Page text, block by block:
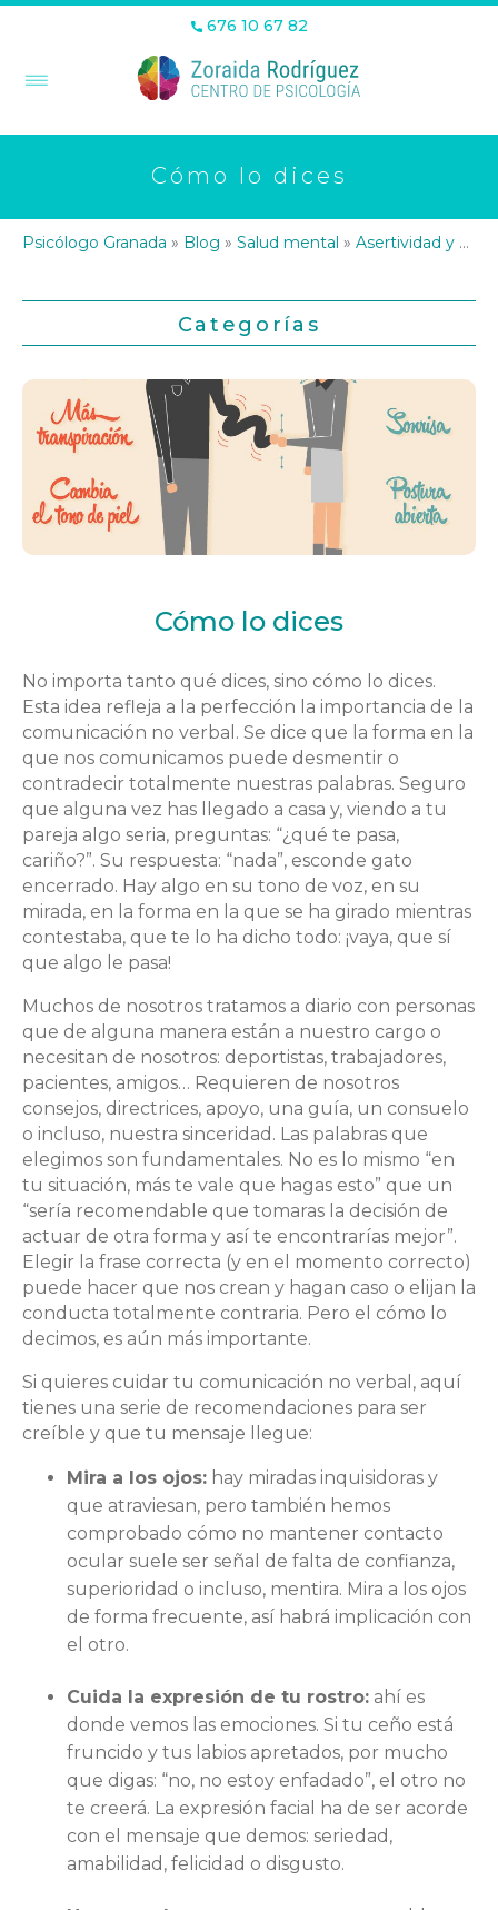
676 10 67 82
Cómo lo dices
Psicólogo Granada » Blog » Salud mental » Asertividad y HHSS
Categorías
Cómo lo dices
No importa tanto qué dices, sino cómo lo dices.
Esta idea refleja a la perfección la importancia de la
comunicación no verbal. Se dice que la forma en la
que nos comunicamos puede desmentir o
contradecir totalmente nuestras palabras. Seguro
que alguna vez has llegado a casa y, viendo a tu
pareja algo seria, preguntas: “¿qué te pasa,
cariño?”. Su respuesta: “nada”, esconde gato
encerrado. Hay algo en su tono de voz, en su
mirada, en la forma en la que se ha girado mientras
contestaba, que te lo ha dicho todo: ¡vaya, que sí
que algo le pasa!
Muchos de nosotros tratamos a diario con personas
que de alguna manera están a nuestro cargo o
necesitan de nosotros: deportistas, trabajadores,
pacientes, amigos… Requieren de nosotros
consejos, directrices, apoyo, una guía, un consuelo
o incluso, nuestra sinceridad. Las palabras que
elegimos son fundamentales. No es lo mismo “en
tu situación, más te vale que hagas esto” que un
“sería recomendable que tomaras la decisión de
actuar de otra forma y así te encontrarías mejor”.
Elegir la frase correcta (y en el momento correcto)
puede hacer que nos crean y hagan caso o elijan la
conducta totalmente contraria. Pero el cómo lo
decimos, es aún más importante.
Si quieres cuidar tu comunicación no verbal, aquí
tienes una serie de recomendaciones para ser
creíble y que tu mensaje llegue:
Mira a los ojos: hay miradas inquisidoras y
que atraviesan, pero también hemos
comprobado cómo no mantener contacto
ocular suele ser señal de falta de confianza,
superioridad o incluso, mentira. Mira a los ojos
de forma frecuente, así habrá implicación con
el otro.
Cuida la expresión de tu rostro: ahí es
donde vemos las emociones. Si tu ceño está
fruncido y tus labios apretados, por mucho
que digas: “no, no estoy enfadado”, el otro no
te creerá. La expresión facial ha de ser acorde
con el mensaje que demos: seriedad,
amabilidad, felicidad o disgusto.